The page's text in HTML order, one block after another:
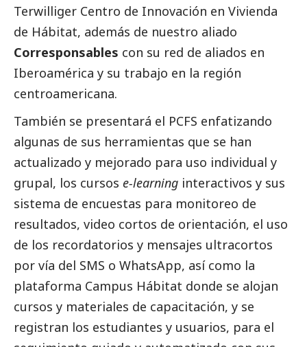
Terwilliger Centro de Innovación en Vivienda
de Hábitat, además de nuestro aliado
Corresponsables con su red de aliados en
Iberoamérica y su trabajo en la región
centroamericana.
También se presentará el PCFS enfatizando
algunas de sus herramientas que se han
actualizado y mejorado para uso individual y
grupal, los cursos e-learning interactivos y sus
sistema de encuestas para monitoreo de
resultados, video cortos de orientación, el uso
de los recordatorios y mensajes ultracortos
por vía del SMS o WhatsApp, así como la
plataforma Campus Hábitat donde se alojan
cursos y materiales de capacitación, y se
registran los estudiantes y usuarios, para el